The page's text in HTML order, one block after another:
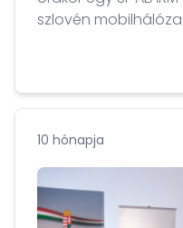
szlovén
10 hónapja